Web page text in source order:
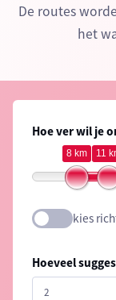
De routes
het
Hoe ver wil je
8 km 11
kies
Hoeveel